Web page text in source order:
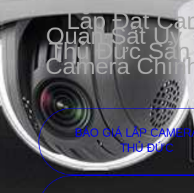
Lắp Đặt
Quan Sát Uy
Thủ Đức
Camera
BÁO GIÁ LẮP
THỦ ĐỨC